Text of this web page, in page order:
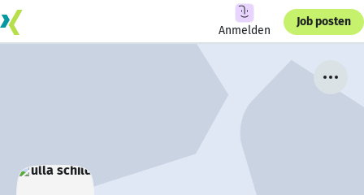
Anmelden
Job posten